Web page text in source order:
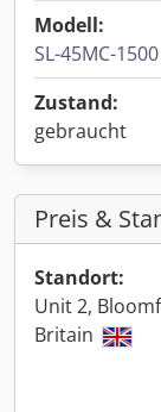
Modell:
SL-45MC-1500
Zustand:
gebraucht
Preis &
Standort:
Unit 2,
Britain